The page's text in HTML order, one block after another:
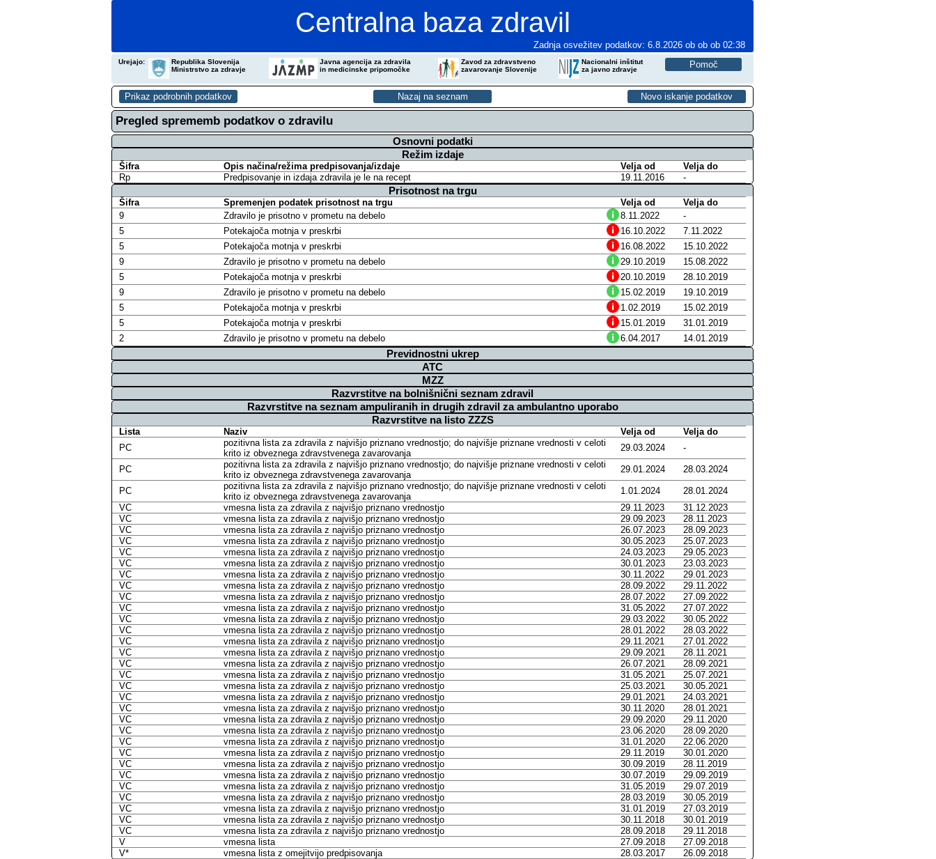
Centralna baza zdravil
Zadnja osvežitev podatkov: 6.8.2026 ob ob ob 02:38
Urejajo:
Republika Slovenija
Ministrstvo za zdravje
Javna agencija za zdravila
in medicinske pripomočke
Zavod za zdravstveno
zavarovanje Slovenije
Nacionalni inštitut
za javno zdravje
Pregled sprememb podatkov o zdravilu
Osnovni podatki
Režim izdaje
Šifra Opis načina/režima predpisovanja/izdaje Velja od
Velja do
Rp
Predpisovanje in izdaja zdravila je le na recept 19.11.2016 -
Prisotnost na trgu
Šifra Spremenjen podatek prisotnost na trgu Velja od
Velja do
9
Zdravilo je prisotno v prometu na debelo 8.11.2022
-
5
Potekajoča motnja v preskrbi 16.10.2022
7.11.2022
5
Potekajoča motnja v preskrbi 16.08.2022
15.10.2022
9
Zdravilo je prisotno v prometu na debelo 29.10.2019
15.08.2022
5
Potekajoča motnja v preskrbi 20.10.2019
28.10.2019
9
Zdravilo je prisotno v prometu na debelo 15.02.2019
19.10.2019
5
Potekajoča motnja v preskrbi 1.02.2019
15.02.2019
5
Potekajoča motnja v preskrbi 15.01.2019
31.01.2019
2
Zdravilo je prisotno v prometu na debelo 6.04.2017 14.01.2019
Previdnostni ukrep
ATC
MZZ
Razvrstitve na bolnišnični seznam zdravil
Razvrstitve na seznam ampuliranih in drugih zdravil za ambulantno uporabo
Razvrstitve na listo ZZZS
Lista Naziv Velja od
Velja do
PC
pozitivna lista za zdravila z najvišjo priznano vrednostjo; do najvišje priznane vrednosti v celoti
krito iz obveznega zdravstvenega zavarovanja
29.03.2024 -
PC
pozitivna lista za zdravila z najvišjo priznano vrednostjo; do najvišje priznane vrednosti v celoti
krito iz obveznega zdravstvenega zavarovanja
29.01.2024 28.03.2024
PC
pozitivna lista za zdravila z najvišjo priznano vrednostjo; do najvišje priznane vrednosti v celoti
krito iz obveznega zdravstvenega zavarovanja
1.01.2024
28.01.2024
VC
vmesna lista za zdravila z najvišjo priznano vrednostjo 29.11.2023
31.12.2023
VC
vmesna lista za zdravila z najvišjo priznano vrednostjo 29.09.2023
28.11.2023
VC
vmesna lista za zdravila z najvišjo priznano vrednostjo 26.07.2023
28.09.2023
VC
vmesna lista za zdravila z najvišjo priznano vrednostjo 30.05.2023
25.07.2023
VC
vmesna lista za zdravila z najvišjo priznano vrednostjo 24.03.2023
29.05.2023
VC
vmesna lista za zdravila z najvišjo priznano vrednostjo 30.01.2023
23.03.2023
VC
vmesna lista za zdravila z najvišjo priznano vrednostjo 30.11.2022
29.01.2023
VC
vmesna lista za zdravila z najvišjo priznano vrednostjo 28.09.2022
29.11.2022
VC
vmesna lista za zdravila z najvišjo priznano vrednostjo 28.07.2022
27.09.2022
VC
vmesna lista za zdravila z najvišjo priznano vrednostjo 31.05.2022
27.07.2022
VC
vmesna lista za zdravila z najvišjo priznano vrednostjo 29.03.2022
30.05.2022
VC
vmesna lista za zdravila z najvišjo priznano vrednostjo 28.01.2022
28.03.2022
VC
vmesna lista za zdravila z najvišjo priznano vrednostjo 29.11.2021
27.01.2022
VC
vmesna lista za zdravila z najvišjo priznano vrednostjo 29.09.2021
28.11.2021
VC
vmesna lista za zdravila z najvišjo priznano vrednostjo 26.07.2021
28.09.2021
VC
vmesna lista za zdravila z najvišjo priznano vrednostjo 31.05.2021
25.07.2021
VC
vmesna lista za zdravila z najvišjo priznano vrednostjo 25.03.2021
30.05.2021
VC
vmesna lista za zdravila z najvišjo priznano vrednostjo 29.01.2021
24.03.2021
VC
vmesna lista za zdravila z najvišjo priznano vrednostjo 30.11.2020
28.01.2021
VC
vmesna lista za zdravila z najvišjo priznano vrednostjo 29.09.2020
29.11.2020
VC
vmesna lista za zdravila z najvišjo priznano vrednostjo 23.06.2020
28.09.2020
VC
vmesna lista za zdravila z najvišjo priznano vrednostjo 31.01.2020
22.06.2020
VC
vmesna lista za zdravila z najvišjo priznano vrednostjo 29.11.2019
30.01.2020
VC
vmesna lista za zdravila z najvišjo priznano vrednostjo 30.09.2019
28.11.2019
VC
vmesna lista za zdravila z najvišjo priznano vrednostjo 30.07.2019
29.09.2019
VC
vmesna lista za zdravila z najvišjo priznano vrednostjo 31.05.2019
29.07.2019
VC
vmesna lista za zdravila z najvišjo priznano vrednostjo 28.03.2019
30.05.2019
VC
vmesna lista za zdravila z najvišjo priznano vrednostjo 31.01.2019
27.03.2019
VC
vmesna lista za zdravila z najvišjo priznano vrednostjo 30.11.2018
30.01.2019
VC
vmesna lista za zdravila z najvišjo priznano vrednostjo 28.09.2018
29.11.2018
V
vmesna lista 27.09.2018
27.09.2018
V*
vmesna lista z omejitvijo predpisovanja 28.03.2017 26.09.2018